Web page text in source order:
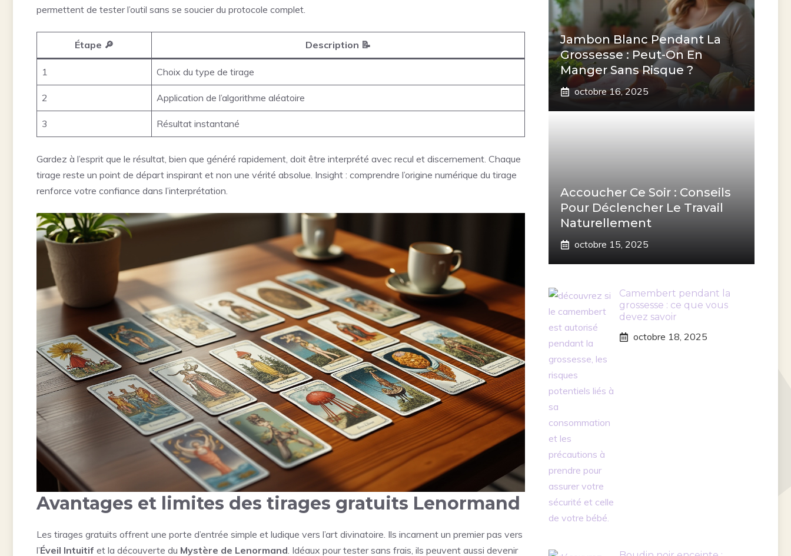
permettent de tester l’outil sans se soucier du protocole complet.
Étape 🔎 Description 📝
1 Choix du type de tirage
2 Application de l’algorithme aléatoire
3 Résultat instantané
Gardez à l’esprit que le résultat, bien que généré rapidement, doit être interprété avec recul et discernement. Chaque
tirage reste un point de départ inspirant et non une vérité absolue. Insight : comprendre l’origine numérique du tirage
renforce votre confiance dans l’interprétation.
Avantages et limites des tirages gratuits Lenormand
Les tirages gratuits offrent une porte d’entrée simple et ludique vers l’art divinatoire. Ils incarnent un premier pas vers
l’Éveil Intuitif et la découverte du Mystère de Lenormand. Idéaux pour tester sans frais, ils peuvent aussi devenir
Jambon Blanc Pendant La
Grossesse : Peut-On En
Manger Sans Risque ?
octobre 16, 2025
Accoucher Ce Soir : Conseils
Pour Déclencher Le Travail
Naturellement
octobre 15, 2025
Camembert pendant la
grossesse : ce que vous
devez savoir
octobre 18, 2025